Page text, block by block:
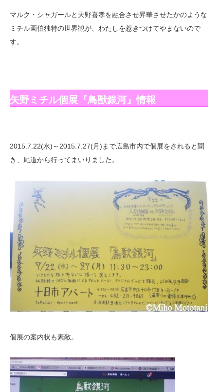
マルク・シャガールと天野喜孝を融合させ昇華させたかのような
ミチル画伯独特の世界観が、わたしを惹きつけてやまないので
す。
矢野ミチル個展『鳥獣銀河』情報
2015.7.22(水)～2015.7.27(月)まで広島市内で個展をされると聞
き、尾道から行ってまいりました。
個展の案内状も素敵。